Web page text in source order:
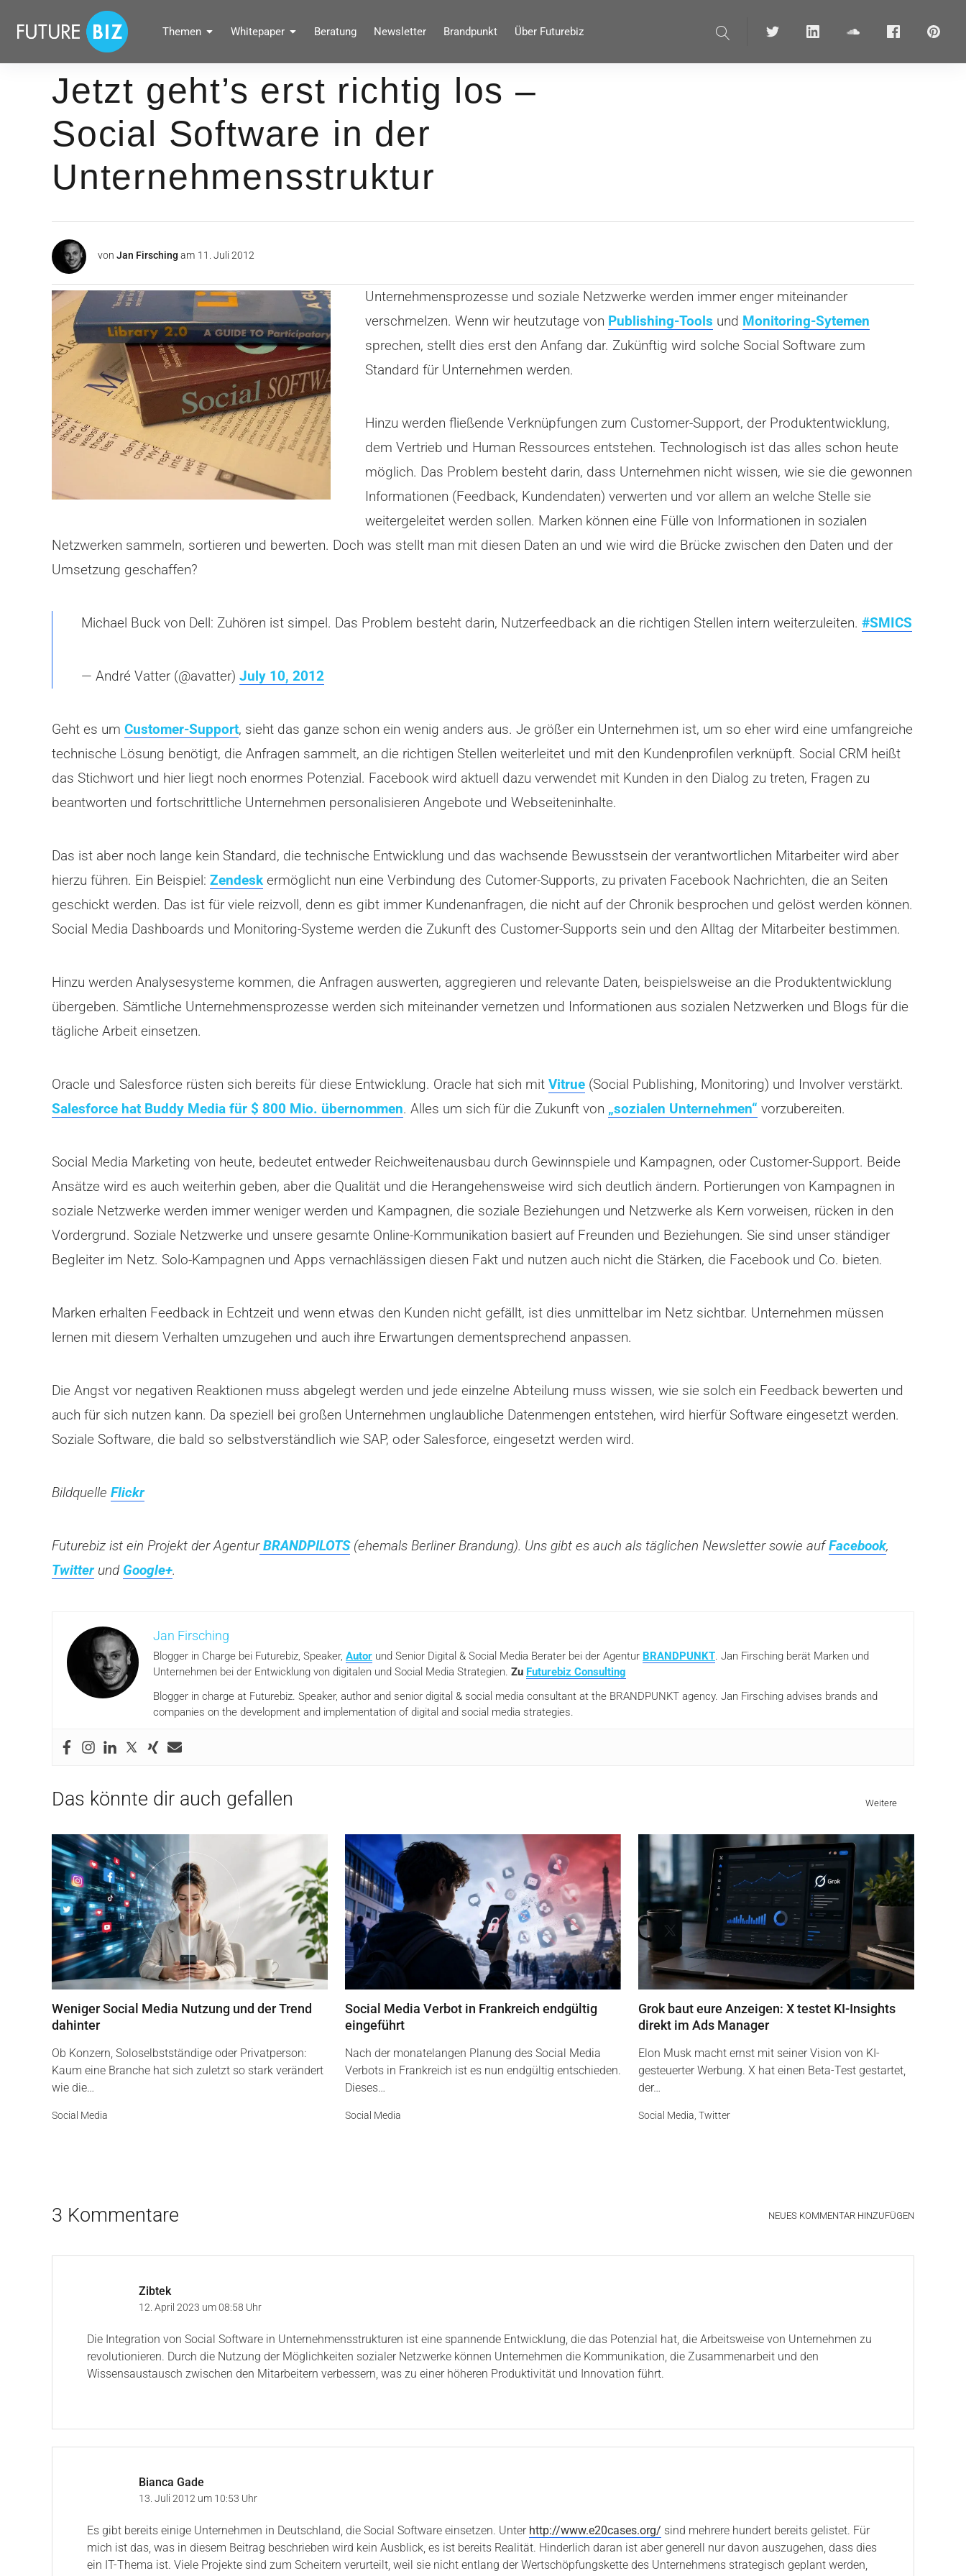
überspringen
FUTUREBIZ
Social Media Marketing Blog für Unternehmen by BRANDPUNKT
Themen Whitepaper Beratung Newsletter Brandpunkt Über Futurebiz
Suche Twitter linkedin soundcloudFacebook
Jetzt geht’s erst richtig los –
Social Software in der
Unternehmensstruktur
von Jan Firsching am 11. Juli 2012
Unternehmensprozesse und soziale Netzwerke werden immer enger miteinander
verschmelzen. Wenn wir heutzutage von Publishing-Tools und Monitoring-Sytemen
sprechen, stellt dies erst den Anfang dar. Zukünftig wird solche Social Software zum
Standard für Unternehmen werden.
Hinzu werden fließende Verknüpfungen zum Customer-Support, der Produktentwicklung,
dem Vertrieb und Human Ressources entstehen. Technologisch ist das alles schon heute
möglich. Das Problem besteht darin, dass Unternehmen nicht wissen, wie sie die gewonnen
Informationen (Feedback, Kundendaten) verwerten und vor allem an welche Stelle sie
weitergeleitet werden sollen. Marken können eine Fülle von Informationen in sozialen
Netzwerken sammeln, sortieren und bewerten. Doch was stellt man mit diesen Daten an und wie wird die Brücke zwischen den Daten und der
Umsetzung geschaffen?
Michael Buck von Dell: Zuhören ist simpel. Das Problem besteht darin, Nutzerfeedback an die richtigen Stellen intern weiterzuleiten. #SMICS
— André Vatter (@avatter) July 10, 2012
Geht es um Customer-Support, sieht das ganze schon ein wenig anders aus. Je größer ein Unternehmen ist, um so eher wird eine umfangreiche
technische Lösung benötigt, die Anfragen sammelt, an die richtigen Stellen weiterleitet und mit den Kundenprofilen verknüpft. Social CRM heißt
das Stichwort und hier liegt noch enormes Potenzial. Facebook wird aktuell dazu verwendet mit Kunden in den Dialog zu treten, Fragen zu
beantworten und fortschrittliche Unternehmen personalisieren Angebote und Webseiteninhalte.
Das ist aber noch lange kein Standard, die technische Entwicklung und das wachsende Bewusstsein der verantwortlichen Mitarbeiter wird aber
hierzu führen. Ein Beispiel: Zendesk ermöglicht nun eine Verbindung des Cutomer-Supports, zu privaten Facebook Nachrichten, die an Seiten
geschickt werden. Das ist für viele reizvoll, denn es gibt immer Kundenanfragen, die nicht auf der Chronik besprochen und gelöst werden können.
Social Media Dashboards und Monitoring-Systeme werden die Zukunft des Customer-Supports sein und den Alltag der Mitarbeiter bestimmen.
Hinzu werden Analysesysteme kommen, die Anfragen auswerten, aggregieren und relevante Daten, beispielsweise an die Produktentwicklung
übergeben. Sämtliche Unternehmensprozesse werden sich miteinander vernetzen und Informationen aus sozialen Netzwerken und Blogs für die
tägliche Arbeit einsetzen.
Oracle und Salesforce rüsten sich bereits für diese Entwicklung. Oracle hat sich mit Vitrue (Social Publishing, Monitoring) und Involver verstärkt.
Salesforce hat Buddy Media für $ 800 Mio. übernommen. Alles um sich für die Zukunft von „sozialen Unternehmen“ vorzubereiten.
Social Media Marketing von heute, bedeutet entweder Reichweitenausbau durch Gewinnspiele und Kampagnen, oder Customer-Support. Beide
Ansätze wird es auch weiterhin geben, aber die Qualität und die Herangehensweise wird sich deutlich ändern. Portierungen von Kampagnen in
soziale Netzwerke werden immer weniger werden und Kampagnen, die soziale Beziehungen und Netzwerke als Kern vorweisen, rücken in den
Vordergrund. Soziale Netzwerke und unsere gesamte Online-Kommunikation basiert auf Freunden und Beziehungen. Sie sind unser ständiger
Begleiter im Netz. Solo-Kampagnen und Apps vernachlässigen diesen Fakt und nutzen auch nicht die Stärken, die Facebook und Co. bieten.
Marken erhalten Feedback in Echtzeit und wenn etwas den Kunden nicht gefällt, ist dies unmittelbar im Netz sichtbar. Unternehmen müssen
lernen mit diesem Verhalten umzugehen und auch ihre Erwartungen dementsprechend anpassen.
Die Angst vor negativen Reaktionen muss abgelegt werden und jede einzelne Abteilung muss wissen, wie sie solch ein Feedback bewerten und
auch für sich nutzen kann. Da speziell bei großen Unternehmen unglaubliche Datenmengen entstehen, wird hierfür Software eingesetzt werden.
Soziale Software, die bald so selbstverständlich wie SAP, oder Salesforce, eingesetzt werden wird.
Bildquelle Flickr
Futurebiz ist ein Projekt der AgenturBRANDPILOTS(ehemals Berliner Brandung). Uns gibt es auch als täglichen Newsletter sowie aufFacebook,
Twitterund Google+.
Jan Firsching
Blogger in Charge bei Futurebiz, Speaker, Autor und Senior Digital & Social Media Berater bei der Agentur BRANDPUNKT. Jan Firsching berät Marken und
Unternehmen bei der Entwicklung von digitalen und Social Media Strategien. Zu Futurebiz Consulting
Blogger in charge at Futurebiz. Speaker, author and senior digital & social media consultant at the BRANDPUNKT agency. Jan Firsching advises brands and
companies on the development and implementation of digital and social media strategies.
Das könnte dir auch gefallen Weitere
Weniger Social Media Nutzung und der Trend
dahinter
Ob Konzern, Soloselbstständige oder Privatperson:
Kaum eine Branche hat sich zuletzt so stark verändert
wie die…
Social Media
Social Media Verbot in Frankreich endgültig
eingeführt
Nach der monatelangen Planung des Social Media
Verbots in Frankreich ist es nun endgültig entschieden.
Dieses…
Social Media
Grok baut eure Anzeigen: X testet KI-Insights
direkt im Ads Manager
Elon Musk macht ernst mit seiner Vision von KI-
gesteuerter Werbung. X hat einen Beta-Test gestartet,
der…
Social Media Twitter
3 Kommentare NEUES KOMMENTAR HINZUFÜGEN
Zibtek
12. April 2023 um 08:58 Uhr
Die Integration von Social Software in Unternehmensstrukturen ist eine spannende Entwicklung, die das Potenzial hat, die Arbeitsweise von Unternehmen zu
revolutionieren. Durch die Nutzung der Möglichkeiten sozialer Netzwerke können Unternehmen die Kommunikation, die Zusammenarbeit und den
Wissensaustausch zwischen den Mitarbeitern verbessern, was zu einer höheren Produktivität und Innovation führt.
Bianca Gade
13. Juli 2012 um 10:53 Uhr
Es gibt bereits einige Unternehmen in Deutschland, die Social Software einsetzen. Unter http://www.e20cases.org/ sind mehrere hundert bereits gelistet. Für
mich ist das, was in diesem Beitrag beschrieben wird kein Ausblick, es ist bereits Realität. Hinderlich daran ist aber generell nur davon auszugehen, dass dies
ein IT-Thema ist. Viele Projekte sind zum Scheitern verurteilt, weil sie nicht entlang der Wertschöpfungskette des Unternehmens strategisch geplant werden,